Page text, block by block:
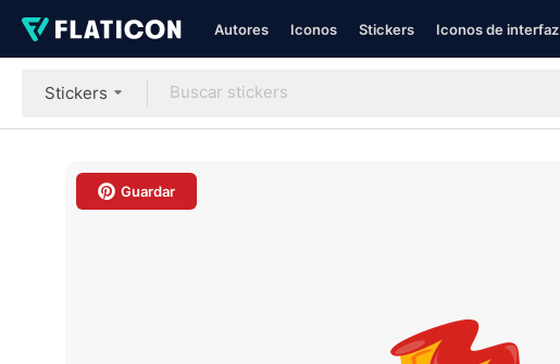
Autores Iconos Stickers Iconos de interfaz
Stickers
Guardar